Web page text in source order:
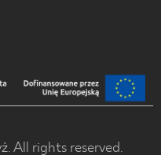
All rights reserved.